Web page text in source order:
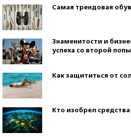
Самая трендовая
Знаменитости и
успеха со второй
Как защититься от
Кто изобрел средства